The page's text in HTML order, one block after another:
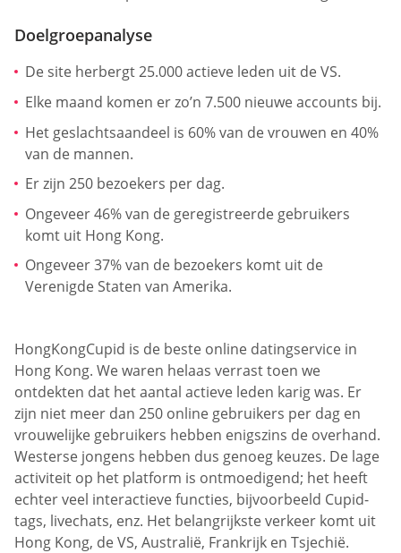
Doelgroepanalyse
De site herbergt 25.000 actieve leden uit de VS.
Elke maand komen er zo’n 7.500 nieuwe accounts bij.
Het geslachtsaandeel is 60% van de vrouwen en 40%
van de mannen.
Er zijn 250 bezoekers per dag.
Ongeveer 46% van de geregistreerde gebruikers
komt uit Hong Kong.
Ongeveer 37% van de bezoekers komt uit de
Verenigde Staten van Amerika.
HongKongCupid is de beste online datingservice in
Hong Kong. We waren helaas verrast toen we
ontdekten dat het aantal actieve leden karig was. Er
zijn niet meer dan 250 online gebruikers per dag en
vrouwelijke gebruikers hebben enigszins de overhand.
Westerse jongens hebben dus genoeg keuzes. De lage
activiteit op het platform is ontmoedigend; het heeft
echter veel interactieve functies, bijvoorbeeld Cupid-
tags, livechats, enz. Het belangrijkste verkeer komt uit
Hong Kong, de VS, Australië, Frankrijk en Tsjechië.